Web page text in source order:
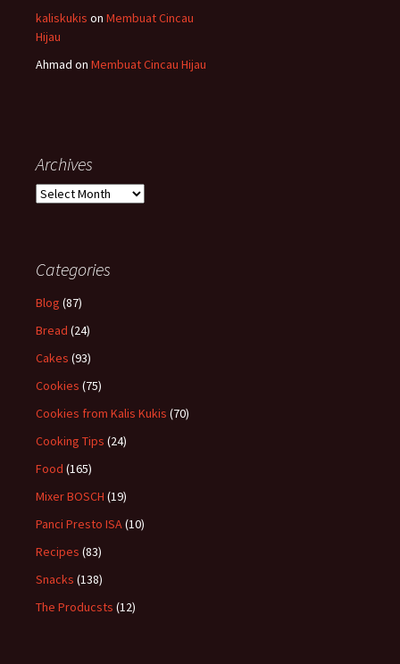
kaliskukis on Membuat Cincau
Hijau
Ahmad on Membuat Cincau Hijau
Archives
Archives
Categories
Blog (87)
Bread (24)
Cakes (93)
Cookies (75)
Cookies from Kalis Kukis (70)
Cooking Tips (24)
Food (165)
Mixer BOSCH (19)
Panci Presto ISA(10)
Recipes (83)
Snacks (138)
The Producsts (12)